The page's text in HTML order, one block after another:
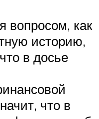
вопросом, как
историю,
в досье
что в